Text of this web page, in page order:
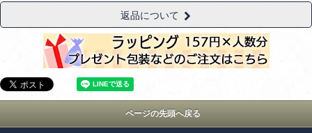
返品について
ページの先頭へ戻る